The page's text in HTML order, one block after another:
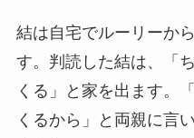
結は自宅でルーリーか
す。判読した結は、「
くる」と家を出ます。
くるから」と両親に言